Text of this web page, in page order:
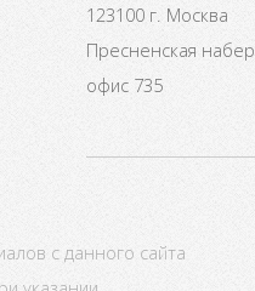
123100 г. Москва
Пресненская
офис 735
с данного сайта